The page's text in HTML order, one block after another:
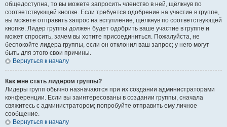
общедоступна, то вы можете запросить членство в ней, щёлкнув по
соответствующей кнопке. Если требуется одобрение на участие в группе,
вы можете отправить запрос на вступление, щёлкнув по соответствующей
кнопке. Лидер группы должен будет одобрить ваше участие в группе и
может спросить, зачем вы хотите присоединиться. Пожалуйста, не
беспокойте лидера группы, если он отклонил ваш запрос; у него могут
быть для этого свои причины.
Вернуться к началу
Как мне стать лидером группы?
Лидеры групп обычно назначаются при их создании администраторами
конференции. Если вы заинтересованы в создании группы, сначала
свяжитесь с администратором; попробуйте отправить ему личное
сообщение.
Вернуться к началу